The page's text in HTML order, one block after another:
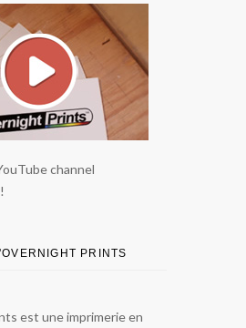
channel
PRINTS
est une imprimerie en